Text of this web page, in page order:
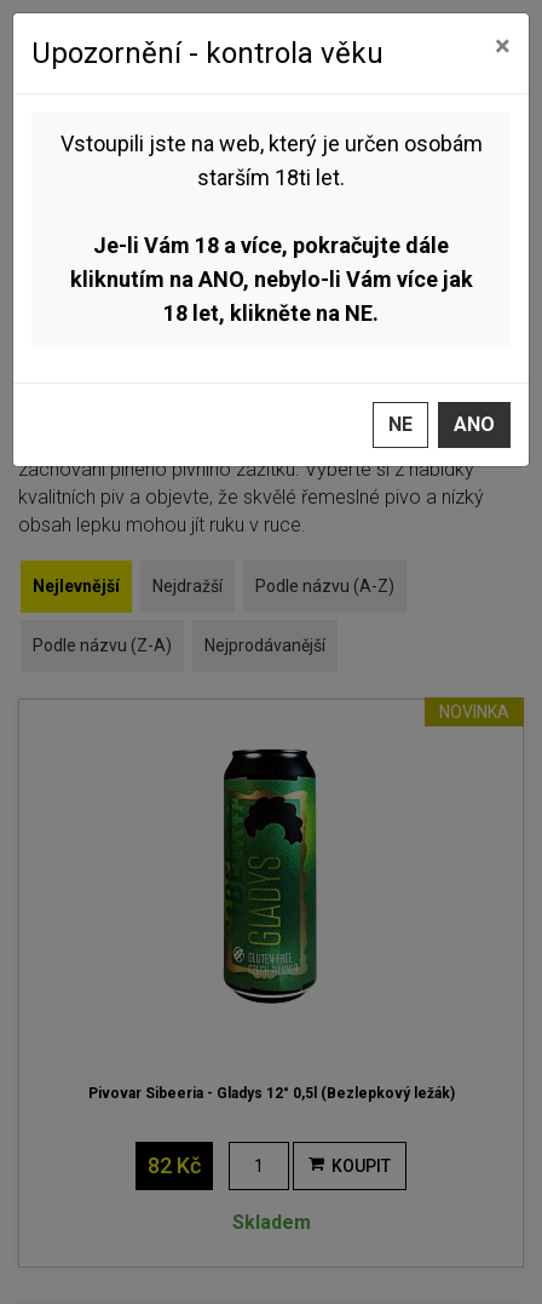
vychutnat i při omezení příjmu lepku. V této kategorii
najdete pečlivě vybraná řemeslná piva s nízkým obsahem
lepku, aniž by utrpěla jejich chuť, aroma nebo charakter.
Nabízíme světlé ležáky, IPA, ALE i speciální pivní styly od
alternativu k běžným pivům. Gluten reduced piva procházejí
speciálním procesem, který výrazně snižuje obsah lepku při
zachování plného pivního zážitku. Vyberte si z nabídky
kvalitních piv a objevte, že skvělé řemeslné pivo a nízký
obsah lepku mohou jít ruku v ruce.
Nejlevnější Nejdražší Podle názvu (A-Z)
Podle názvu (Z-A) Nejprodávanější
NOVINKA
Pivovar Sibeeria - Gladys 12° 0,5l (Bezlepkový ležák)
82 Kč KOUPIT
Skladem
Upozornění - kontrola věku ×
Vstoupili jste na web, který je určen osobám
starším 18ti let.
Je-li Vám 18 a více, pokračujte dále
kliknutím na ANO, nebylo-li Vám více jak
18 let, klikněte na NE.
NE ANO